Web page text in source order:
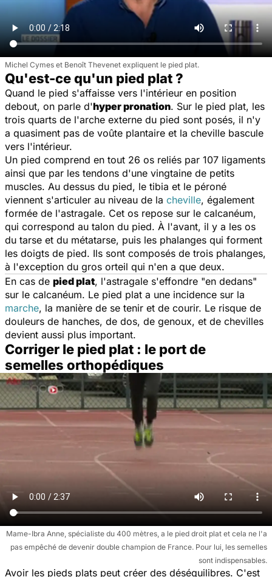
Michel Cymes et Benoît Thevenet expliquent le pied plat.
Qu'est-ce qu'un pied plat ?
Quand le pied s'affaisse vers l'intérieur en position
debout, on parle d'hyper pronation. Sur le pied plat, les
trois quarts de l'arche externe du pied sont posés, il n'y
a quasiment pas de voûte plantaire et la cheville bascule
vers l'intérieur.
Un pied comprend en tout 26 os reliés par 107 ligaments
ainsi que par les tendons d'une vingtaine de petits
muscles. Au dessus du pied, le tibia et le péroné
viennent s'articuler au niveau de la cheville, également
formée de l'astragale. Cet os repose sur le calcanéum,
qui correspond au talon du pied. À l'avant, il y a les os
du tarse et du métatarse, puis les phalanges qui forment
les doigts de pied. Ils sont composés de trois phalanges,
à l'exception du gros orteil qui n'en a que deux.
En cas de pied plat, l'astragale s'effondre "en dedans"
sur le calcanéum. Le pied plat a une incidence sur la
marche, la manière de se tenir et de courir. Le risque de
douleurs de hanches, de dos, de genoux, et de chevilles
devient aussi plus important.
Corriger le pied plat : le port de
semelles orthopédiques
Mame-Ibra Anne, spécialiste du 400 mètres, a le pied droit plat et cela ne l'a
pas empêché de devenir double champion de France. Pour lui, les semelles
sont indispensables.
Avoir les pieds plats peut créer des déséquilibres. C'est